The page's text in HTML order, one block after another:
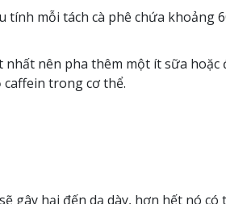
mỗi tách cà phê chứa khoảng
nên pha thêm một ít sữa hoặc
trong cơ thể.
gây hại đến dạ dày, hơn hết nó có